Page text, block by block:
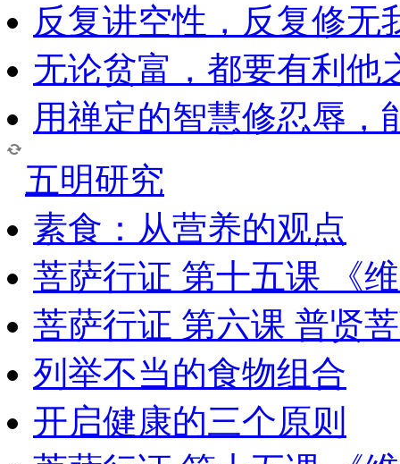
反复讲空性，反复修无
无论贫富，都要有利他
用禅定的智慧修忍辱，
五明研究
素食：从营养的观点
菩萨行证 第十五课 《
菩萨行证 第六课 普贤
列举不当的食物组合
开启健康的三个原则